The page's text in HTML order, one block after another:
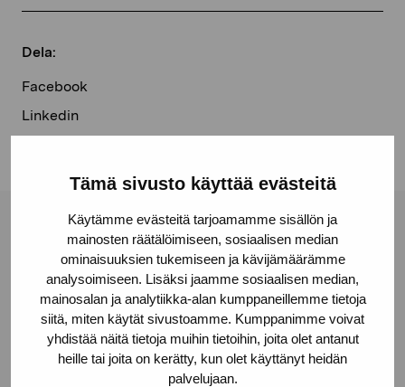
Tämä sivusto käyttää evästeitä
Käytämme evästeitä tarjoamamme sisällön ja
mainosten räätälöimiseen, sosiaalisen median
ominaisuuksien tukemiseen ja kävijämäärämme
analysoimiseen. Lisäksi jaamme sosiaalisen median,
mainosalan ja analytiikka-alan kumppaneillemme tietoja
siitä, miten käytät sivustoamme. Kumppanimme voivat
yhdistää näitä tietoja muihin tietoihin, joita olet antanut
heille tai joita on kerätty, kun olet käyttänyt heidän
palvelujaan.
Dela:
Facebook
Linkedin
Stiftelsen Pro Artibus
Gustav Wasas gata 11
10600 Ekenäs
proartibus@proartibus.fi
+358 (0)50 371 6339